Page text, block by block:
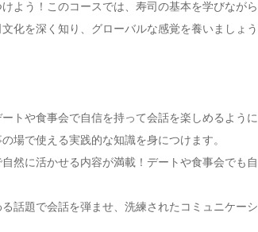
よう！このコースでは、寿司の基本を学びなが
化を深く知り、グローバルな感覚を養いましょう
トや食事会で自信を持って会話を楽しめるよう
場で使える実践的な知識を身につけます。
然に活かせる内容が満載！デートや食事会でも
話題で会話を弾ませ、洗練されたコミュニケー